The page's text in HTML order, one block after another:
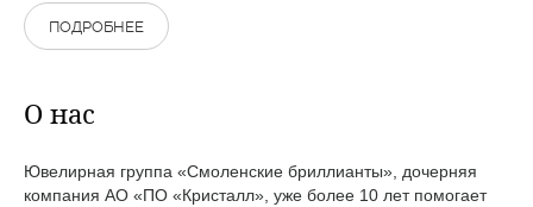
ПОДРОБНЕЕ
О нас
Ювелирная группа «Смоленские бриллианты», дочерняя
компания АО «ПО «Кристалл», уже более 10 лет помогает